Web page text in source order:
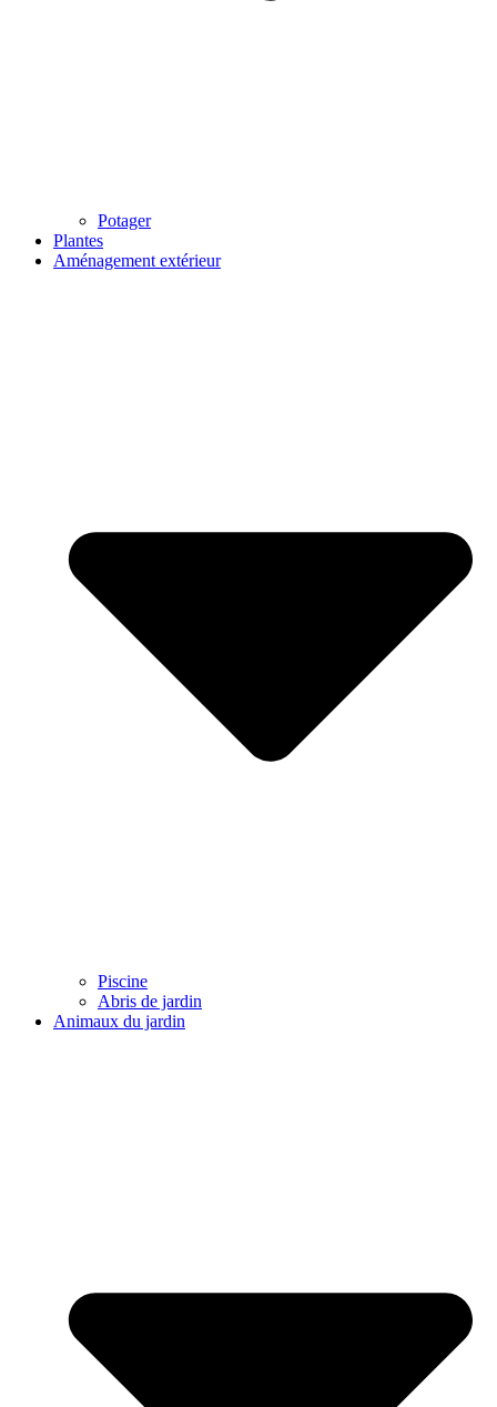
Potager
Plantes
Aménagement extérieur
Piscine
Abris de jardin
Animaux du jardin